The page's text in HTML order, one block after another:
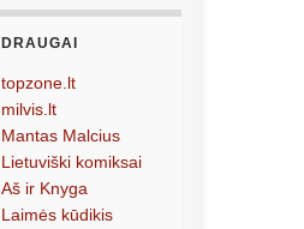
DRAUGAI
topzone.lt
milvis.lt
Mantas Malcius
Lietuviški komiksai
Aš ir Knyga
Laimės kūdikis